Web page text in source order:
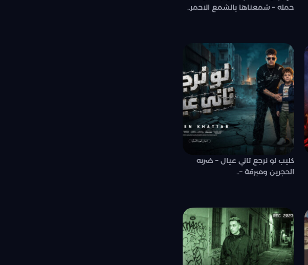
حمله – شمعناها بالشمع الاحمر..
كليب لو نرجع تاني عيال – ضربه
الحجرين ومبرقة –..